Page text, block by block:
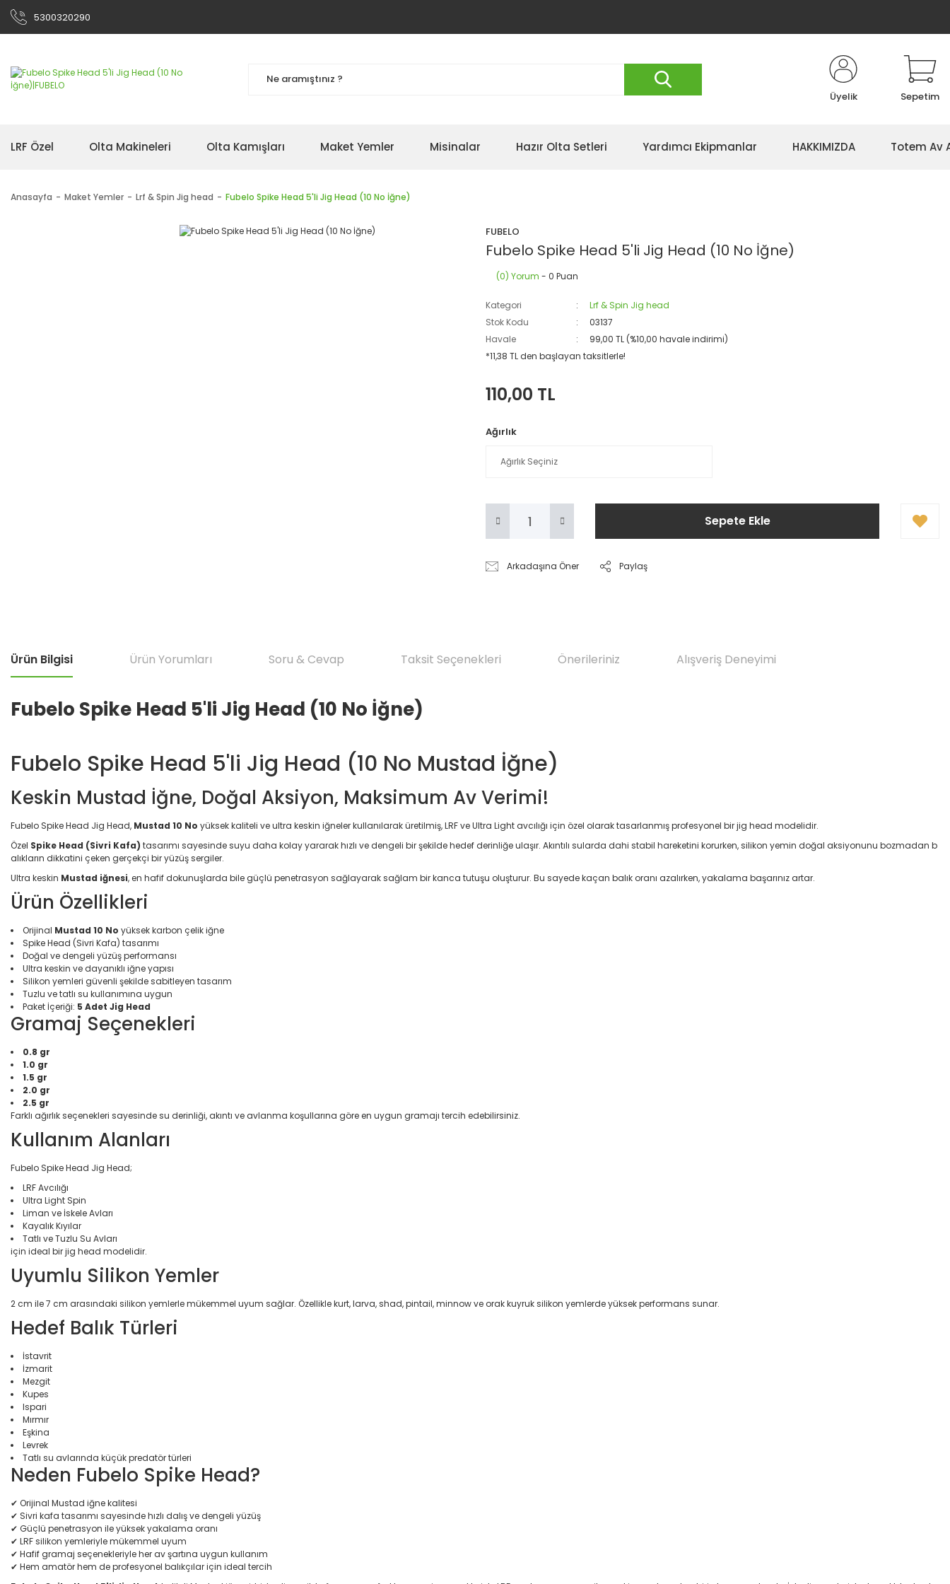
5300320290
Üyelik Sepetim
LRF Özel Olta Makineleri Olta Kamışları Maket Yemler Misinalar Hazır Olta Setleri Yardımcı Ekipmanlar HAKKIMIZDA Totem Av
Anasayfa Maket Yemler Lrf & Spin Jig head Fubelo Spike Head 5'li Jig Head (10 No İğne)
FUBELO
Fubelo Spike Head 5'li Jig Head (10 No İğne)
(0) Yorum - 0 Puan
Kategori
Lrf & Spin Jig head
Stok Kodu
03137
Havale
99,00 TL (%10,00 havale indirimi)
*11,38 TL den başlayan taksitlerle!
110,00 TL
Ağırlık
Sepete Ekle
Arkadaşına Öner Paylaş
Ürün Bilgisi Ürün Yorumları Soru & Cevap Taksit Seçenekleri Önerileriniz Alışveriş Deneyimi
Fubelo Spike Head 5'li Jig Head (10 No İğne)
Fubelo Spike Head 5'li Jig Head (10 No Mustad İğne)
Keskin Mustad İğne, Doğal Aksiyon, Maksimum Av Verimi!
Fubelo Spike Head Jig Head, Mustad 10 No yüksek kaliteli ve ultra keskin iğneler kullanılarak üretilmiş, LRF ve Ultra Light avcılığı için özel olarak tasarlanmış profesyonel bir jig head modelidir.
Özel Spike Head (Sivri Kafa) tasarımı sayesinde suyu daha kolay yararak hızlı ve dengeli bir şekilde hedef derinliğe ulaşır. Akıntılı sularda dahi stabil hareketini korurken, silikon yemin doğal aksiyonunu bozmadan b
alıkların dikkatini çeken gerçekçi bir yüzüş sergiler.
Ultra keskin Mustad iğnesi, en hafif dokunuşlarda bile güçlü penetrasyon sağlayarak sağlam bir kanca tutuşu oluşturur. Bu sayede kaçan balık oranı azalırken, yakalama başarınız artar.
Ürün Özellikleri
Orijinal Mustad 10 No yüksek karbon çelik iğne
Spike Head (Sivri Kafa) tasarımı
Doğal ve dengeli yüzüş performansı
Ultra keskin ve dayanıklı iğne yapısı
Silikon yemleri güvenli şekilde sabitleyen tasarım
Tuzlu ve tatlı su kullanımına uygun
Paket İçeriği: 5 Adet Jig Head
Gramaj Seçenekleri
0.8 gr
1.0 gr
1.5 gr
2.0 gr
2.5 gr
Farklı ağırlık seçenekleri sayesinde su derinliği, akıntı ve avlanma koşullarına göre en uygun gramajı tercih edebilirsiniz.
Kullanım Alanları
Fubelo Spike Head Jig Head;
LRF Avcılığı
Ultra Light Spin
Liman ve İskele Avları
Kayalık Kıyılar
Tatlı ve Tuzlu Su Avları
için ideal bir jig head modelidir.
Uyumlu Silikon Yemler
2 cm ile 7 cm arasındaki silikon yemlerle mükemmel uyum sağlar. Özellikle kurt, larva, shad, pintail, minnow ve orak kuyruk silikon yemlerde yüksek performans sunar.
Hedef Balık Türleri
İstavrit
İzmarit
Mezgit
Kupes
Ispari
Mırmır
Eşkina
Levrek
Tatlı su avlarında küçük predatör türleri
Neden Fubelo Spike Head?
✔ Orijinal Mustad iğne kalitesi
✔ Sivri kafa tasarımı sayesinde hızlı dalış ve dengeli yüzüş
✔ Güçlü penetrasyon ile yüksek yakalama oranı
✔ LRF silikon yemleriyle mükemmel uyum
✔ Hafif gramaj seçenekleriyle her av şartına uygun kullanım
✔ Hem amatör hem de profesyonel balıkçılar için ideal tercih